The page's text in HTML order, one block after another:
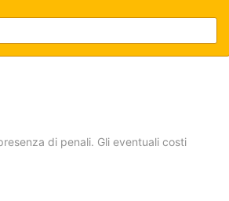
di penali. Gli eventuali costi